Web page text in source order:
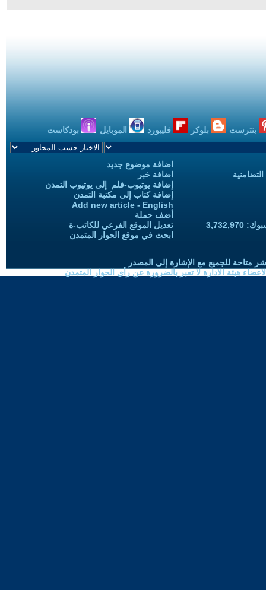
بنترست بلوكر فليبورد الموبايل بودكاست
اضافة موضوع جديد
اضافة خبر
إضافة يوتيوب-فلم إلى يوتيوب التمدن
إضافة كتاب إلى مكتبة التمدن
Add new article - English
أضف حملة
تعديل الموقع الفرعي للكاتب-ة
ابحث في موقع الحوار المتمدن
متاحة للجميع مع الإشارة إلى المصدر
هيئة الادارة لا تعبر بالضرورة عن رأي الحوار المتمدن